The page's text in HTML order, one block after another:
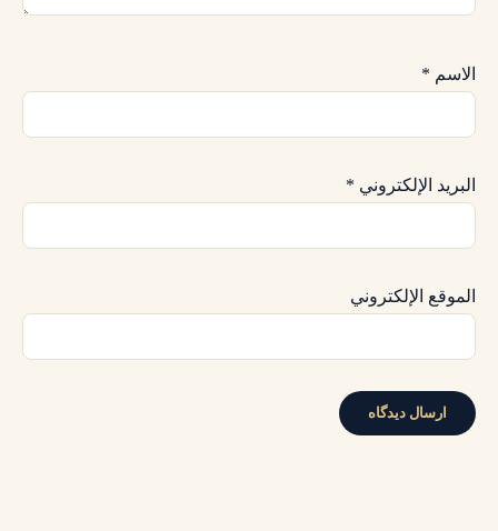
الاسم *
البريد الإلكتروني *
الموقع الإلكتروني